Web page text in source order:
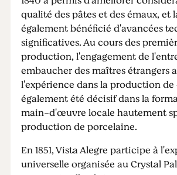
qualité des pâtes et des émaux, et
également bénéficié d'avancées
significatives. Au cours des
production, l'engagement de
embaucher des maîtres étrangers
l'expérience dans la production
également été décisif dans la
main-d'œuvre locale hautement
production de porcelaine.
En 1851, Vista Alegre participe à
universelle organisée au Crystal